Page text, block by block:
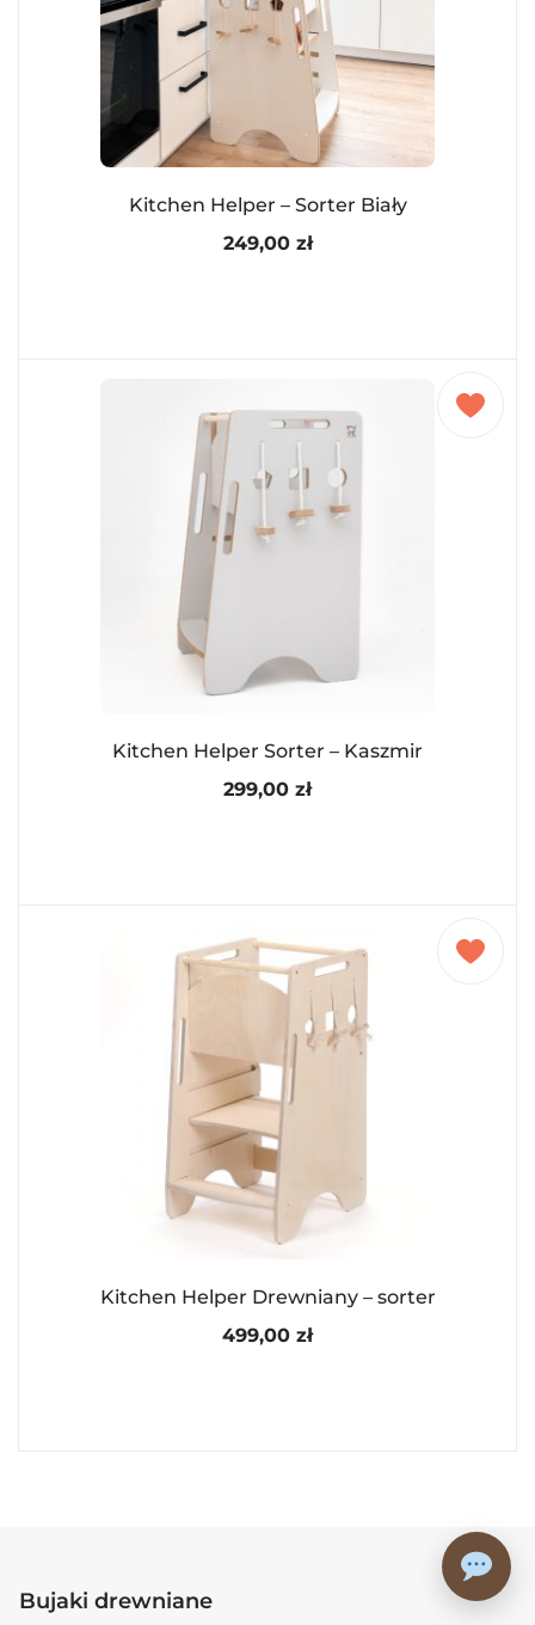
Kitchen Helper – Sorter Biały
249,00 zł
Kitchen Helper Sorter – Kaszmir
299,00 zł
Kitchen Helper Drewniany – sorter
499,00 zł
Bujaki drewniane